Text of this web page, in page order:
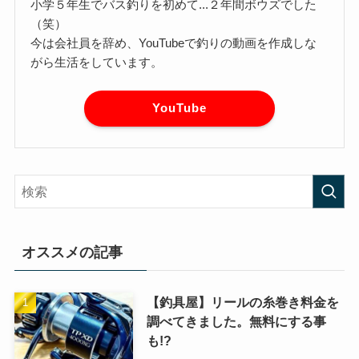
小学５年生でバス釣りを初めて...２年間ボウズでした
（笑）
今は会社員を辞め、YouTubeで釣りの動画を作成しな
がら生活をしています。
YouTube
オススメの記事
【釣具屋】リールの糸巻き料金を
調べてきました。無料にする事
も!?